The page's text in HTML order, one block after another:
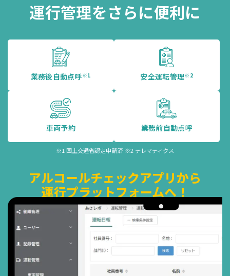
運行管理をさらに便利に
業務後自動点呼※1 安全運転管理※2
車両予約 業務前自動点呼
※1 国土交通省認定申請済 ※2 テレマティクス
アルコールチェックアプリから
運行プラットフォームへ！